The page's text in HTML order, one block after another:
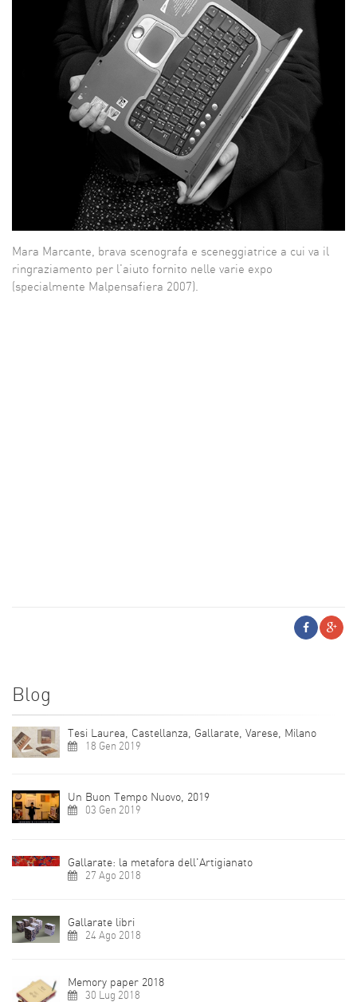
Mara Marcante, brava scenografa e sceneggiatrice a cui va il
ringraziamento per l'aiuto fornito nelle varie expo
(specialmente Malpensafiera 2007).
Blog
Tesi Laurea, Castellanza, Gallarate, Varese, Milano
18 Gen 2019
Un Buon Tempo Nuovo, 2019
03 Gen 2019
Gallarate: la metafora dell'Artigianato
27 Ago 2018
Gallarate libri
24 Ago 2018
Memory paper 2018
30 Lug 2018